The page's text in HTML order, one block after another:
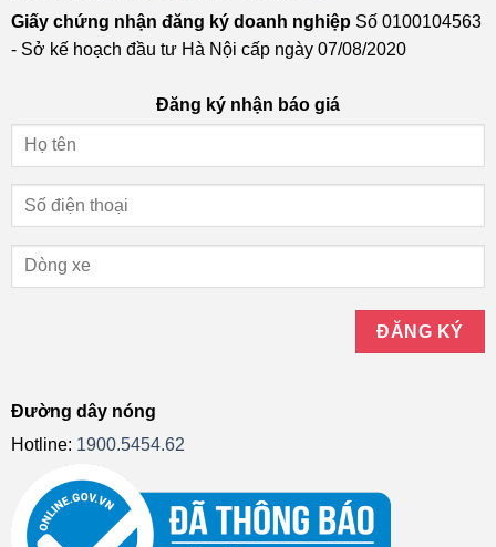
Giấy chứng nhận đăng ký doanh nghiệp Số 0100104563
- Sở kế hoạch đầu tư Hà Nội cấp ngày 07/08/2020
Đăng ký nhận báo giá
Đường dây nóng
Hotline: 1900.5454.62